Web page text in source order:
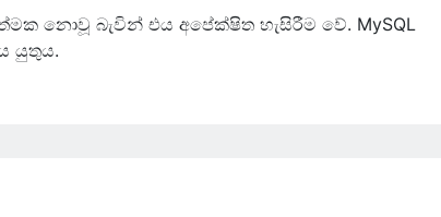
නොවූ බැවින් එය අපේක්ෂිත හැසිරීම වේ. MySQL
යුතුය.